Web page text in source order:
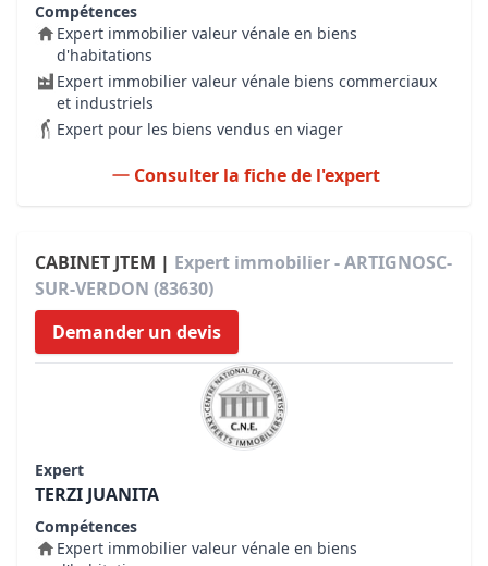
Compétences
Expert immobilier valeur vénale en biens
d'habitations
Expert immobilier valeur vénale biens commerciaux
et industriels
Expert pour les biens vendus en viager
Consulter la fiche de l'expert
CABINET JTEM | Expert immobilier - ARTIGNOSC-
SUR-VERDON (83630)
Demander un devis
Expert
TERZI JUANITA
Compétences
Expert immobilier valeur vénale en biens